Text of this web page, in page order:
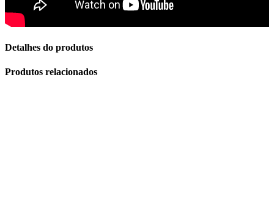
Detalhes do produtos
Produtos relacionados